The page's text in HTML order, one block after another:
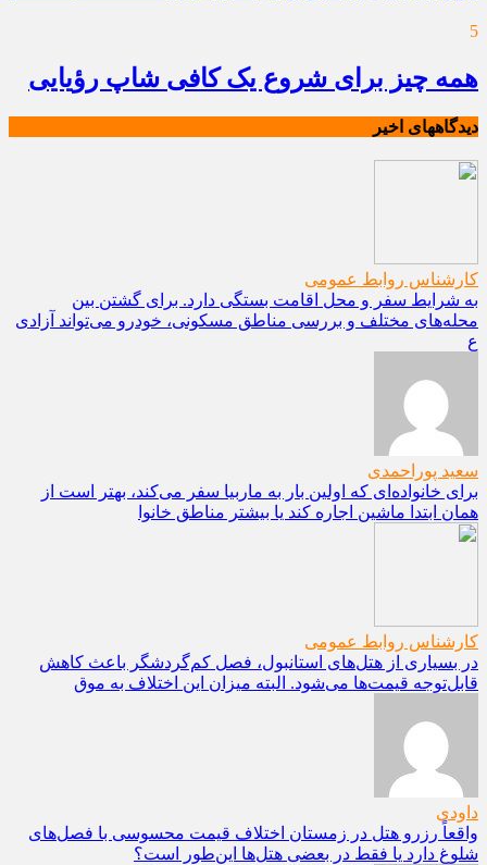
5
همه چیز برای شروع یک کافی شاپ رؤیایی
دیدگاههای اخیر
کارشناس روابط عمومی
به شرایط سفر و محل اقامت بستگی دارد. برای گشتن بین
محله‌های مختلف و بررسی مناطق مسکونی، خودرو می‌تواند آزادی
ع
سعید پوراحمدی
برای خانواده‌ای که اولین بار به ماربیا سفر می‌کند، بهتر است از
همان ابتدا ماشین اجاره کند یا بیشتر مناطق خانوا
کارشناس روابط عمومی
در بسیاری از هتل‌های استانبول، فصل کم‌گردشگر باعث کاهش
قابل‌توجه قیمت‌ها می‌شود. البته میزان این اختلاف به موق
داودی
واقعاً رزرو هتل در زمستان اختلاف قیمت محسوسی با فصل‌های
شلوغ دارد یا فقط در بعضی هتل‌ها این‌طور است؟